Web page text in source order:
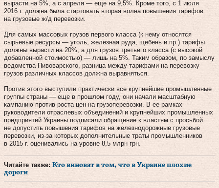
вырасти на 5%, а с апреля — еще на 9,5%. Кроме того, с 1 июля
2016 г. должна была стартовать вторая волна повышения тарифов
на грузовые ж/д перевозки.
Для самых массовых грузов первого класса (к нему относятся
сырьевые ресурсы — уголь, железная руда, щебень и пр.) тарифы
должны вырасти на 20%, а для грузов третьего класса (с высокой
добавленной стоимостью) — лишь на 5%. Таким образом, по замыслу
ведомства Пивоварского, разница между тарифами на перевозку
грузов различных классов должна выравняться.
Против этого выступили практически все крупнейшие промышленные
группы страны — еще в прошлом году, они начали масштабную
кампанию против роста цен на грузоперевозки. В ее рамках
руководители отраслевых объединений и крупнейших промышленных
предприятий Украины подписали обращение к властям с просьбой
не допустить повышения тарифов на железнодорожные грузовые
перевозки, из-за которых дополнительные траты промышленников
в 2015 г. оценивались на уровне 8,5 млрн грн.
Читайте также: Кто виноват в том, что в Украине плохие
дороги